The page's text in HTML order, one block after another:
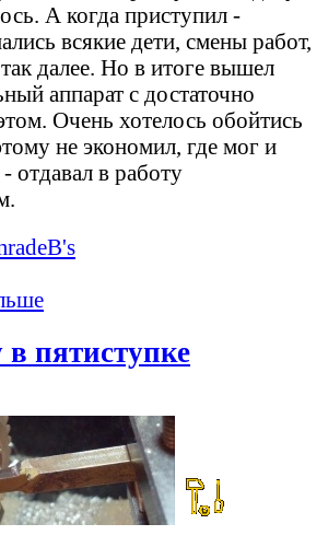
А когда приступил -
всякие дети, смены работ,
далее. Но в итоге вышел
аппарат с достаточно
Очень хотелось обойтись
не экономил, где мог и
отдавал в работу
пятиступке